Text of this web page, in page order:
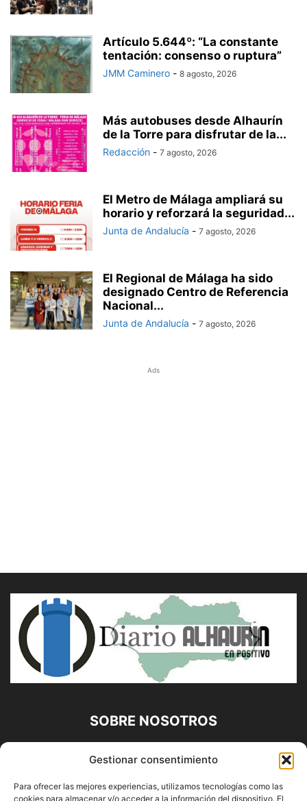
Gestionar consentimiento
Para ofrecer las mejores experiencias, utilizamos tecnologías como las
cookies para almacenar y/o acceder a la información del dispositivo. El
Artículo 5.644º: “La constante
tentación: consenso o ruptura”
JMM Caminero - 8 agosto, 2026
Más autobuses desde Alhaurín
de la Torre para disfrutar de la...
Redacción - 7 agosto, 2026
El Metro de Málaga ampliará su
horario y reforzará la seguridad...
Junta de Andalucía - 7 agosto, 2026
El Regional de Málaga ha sido
designado Centro de Referencia
Nacional...
Junta de Andalucía - 7 agosto, 2026
Ads
SOBRE NOSOTROS
Diario Alhaurín (www.alhaurindelatorre.com) Propiedad de
Francisco E. López López | 639 95 71 95 | Noticias de
Alhaurín de la Torre, Málaga y Provincia|